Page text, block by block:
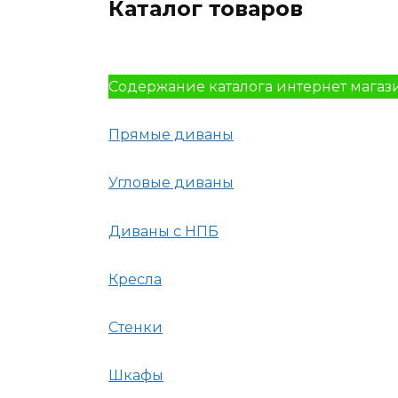
Каталог товаров
Содержание каталога интернет
Прямые диваны
Угловые диваны
Диваны с НПБ
Кресла
Стенки
Шкафы